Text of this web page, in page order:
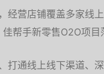
经营店铺覆盖多家线
帮手新零售O2O项目
打通线上线下渠道、